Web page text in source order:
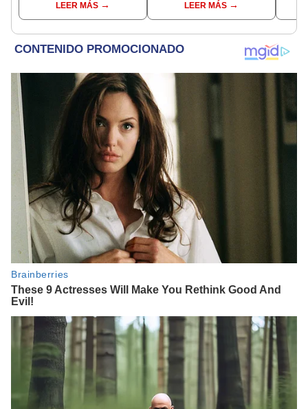
EspinarLEER MÁS
pymes serían los más
beneficiados
LEER MÁS